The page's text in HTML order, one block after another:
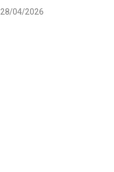
28/04/2026